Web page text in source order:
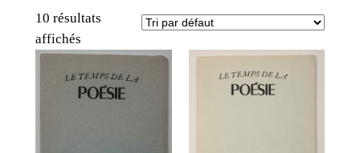
10 résultats
affichés